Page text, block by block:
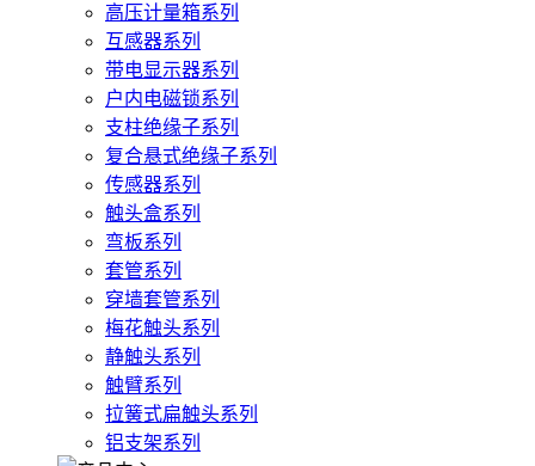
高压计量箱系列
互感器系列
带电显示器系列
户内电磁锁系列
支柱绝缘子系列
复合悬式绝缘子系列
传感器系列
触头盒系列
弯板系列
套管系列
穿墙套管系列
梅花触头系列
静触头系列
触臂系列
拉簧式扁触头系列
铝支架系列